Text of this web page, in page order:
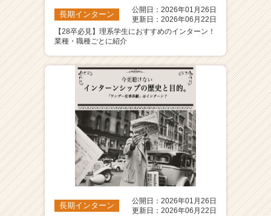
長期インターン
公開日：2026年01月26日
更新日：2026年06月22日
【28卒必見】理系学生におすすめのインターン！
業種・職種ごとに紹介
長期インターン
公開日：2026年01月26日
更新日：2026年06月22日